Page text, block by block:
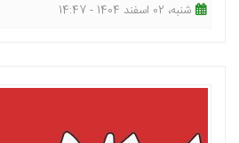
شنبه، 02 اسفند 1404 - 14:47